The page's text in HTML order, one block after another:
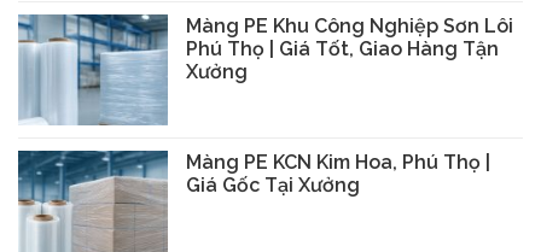
Màng PE Khu Công Nghiệp Sơn Lôi
Phú Thọ | Giá Tốt, Giao Hàng Tận
Xưởng
Màng PE KCN Kim Hoa, Phú Thọ |
Giá Gốc Tại Xưởng